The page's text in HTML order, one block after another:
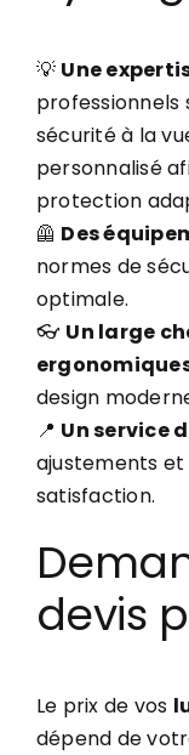
💡 Une
professionnels
sécurité à la
personnalisé
protection
🦺 Des
normes de
optimale.
👓 Un large
design
📍 Un service
ajustements et
satisfaction.
devis
Le prix de vos
dépend de